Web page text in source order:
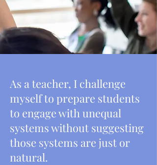
As a teacher, I challenge
myself to prepare students
to engage with unequal
systems without suggesting
those systems are just or
natural.